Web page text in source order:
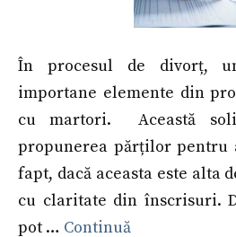
În procesul de divorț,
importane elemente din
cu martori. Această
propunerea părților pentru
fapt, dacă aceasta este alta
cu claritate din înscrisuri.
pot … Continuă